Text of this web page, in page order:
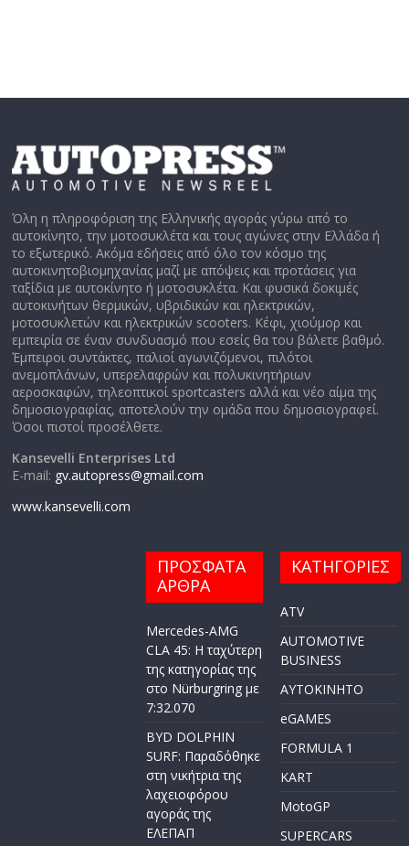
Όλη η πληροφόριση της Ελληνικής αγοράς γύρω από το
αυτοκίνητο, την μοτοσυκλέτα και τους αγώνες στην Ελλάδα ή
το εξωτερικό. Ακόμα εδήσεις από όλο τον κόσμο της
αυτοκινητοβιομηχανίας μαζί με απόψεις και προτάσεις για
ταξίδια με αυτοκίνητο ή μοτοσυκλέτα. Και φυσικά δοκιμές
αυτοκινήτων θερμικών, υβριδικών και ηλεκτρικών,
μοτοσυκλετών και ηλεκτρικών scooters. Κέφι, χιούμορ και
εμπειρία σε έναν συνδυασμό που εσείς θα του βάλετε βαθμό.
Έμπειροι συντάκτες, παλιοί αγωνιζόμενοι, πιλότοι
ανεμοπλάνων, υπερελαφρών και πολυκινητήριων
αεροσκαφών, τηλεοπτικοί sportcasters αλλά και νέο αίμα της
δημοσιογραφίας, αποτελούν την ομάδα που δημοσιογραφεί.
Όσοι πιστοί προσέλθετε.
Kansevelli Enterprises Ltd
E-mail: gv.autopress@gmail.com
www.kansevelli.com
ΠΡΟΣΦΑΤΑ
ΑΡΘΡΑ
Mercedes-AMG
CLA 45: Η ταχύτερη
της κατηγορίας της
στο Nürburgring με
7:32.070
BYD DOLPHIN
SURF: Παραδόθηκε
στη νικήτρια της
λαχειοφόρου
αγοράς της
ΕΛΕΠΑΠ
ΚΑΤΗΓΟΡΙΕΣ
ATV
AUTOMOTIVE
BUSINESS
AYTOKINHTO
eGAMES
FORMULA 1
KART
MotoGP
SUPERCARS